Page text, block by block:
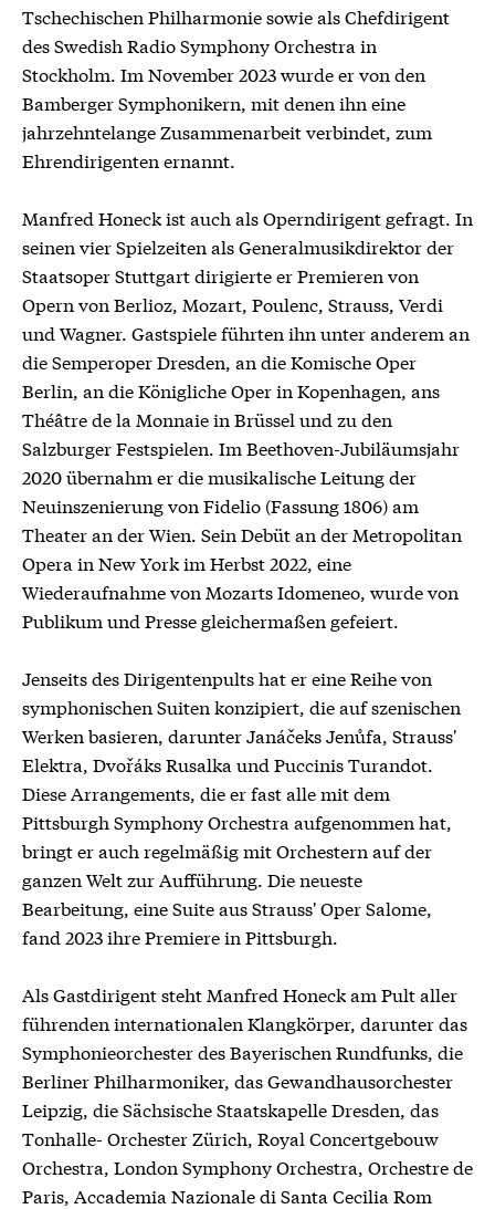
Tschechischen Philharmonie sowie als Chefdirigent
des Swedish Radio Symphony Orchestra in
Stockholm. Im November 2023 wurde er von den
Bamberger Symphonikern, mit denen ihn eine
jahrzehntelange Zusammenarbeit verbindet, zum
Ehrendirigenten ernannt.
Manfred Honeck ist auch als Operndirigent gefragt. In
seinen vier Spielzeiten als Generalmusikdirektor der
Staatsoper Stuttgart dirigierte er Premieren von
Opern von Berlioz, Mozart, Poulenc, Strauss, Verdi
und Wagner. Gastspiele führten ihn unter anderem an
die Semperoper Dresden, an die Komische Oper
Berlin, an die Königliche Oper in Kopenhagen, ans
Théâtre de la Monnaie in Brüssel und zu den
Salzburger Festspielen. Im Beethoven-Jubiläumsjahr
2020 übernahm er die musikalische Leitung der
Neuinszenierung von Fidelio (Fassung 1806) am
Theater an der Wien. Sein Debüt an der Metropolitan
Opera in New York im Herbst 2022, eine
Wiederaufnahme von Mozarts Idomeneo, wurde von
Publikum und Presse gleichermaßen gefeiert.
Jenseits des Dirigentenpults hat er eine Reihe von
symphonischen Suiten konzipiert, die auf szenischen
Werken basieren, darunter Janáčeks Jenůfa, Strauss'
Elektra, Dvořáks Rusalka und Puccinis Turandot.
Diese Arrangements, die er fast alle mit dem
Pittsburgh Symphony Orchestra aufgenommen hat,
bringt er auch regelmäßig mit Orchestern auf der
ganzen Welt zur Aufführung. Die neueste
Bearbeitung, eine Suite aus Strauss' Oper Salome,
fand 2023 ihre Premiere in Pittsburgh.
Als Gastdirigent steht Manfred Honeck am Pult aller
führenden internationalen Klangkörper, darunter das
Symphonieorchester des Bayerischen Rundfunks, die
Berliner Philharmoniker, das Gewandhausorchester
Leipzig, die Sächsische Staatskapelle Dresden, das
Tonhalle- Orchester Zürich, Royal Concertgebouw
Orchestra, London Symphony Orchestra, Orchestre de
Paris, Accademia Nazionale di Santa Cecilia Rom